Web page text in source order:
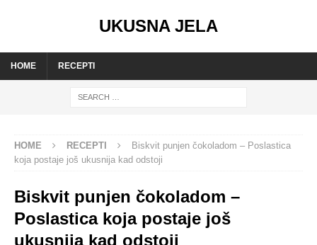
UKUSNA JELA
HOME RECEPTI
HOME RECEPTI
Biskvit punjen čokoladom – Poslastica
koja postaje još ukusnija kad odstoji
Biskvit punjen čokoladom –
Poslastica koja postaje još
ukusnija kad odstoji